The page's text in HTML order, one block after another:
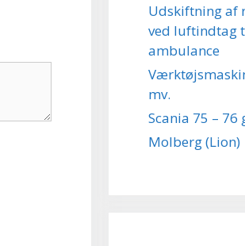
Udskiftning af
ved luftindtag
ambulance
mv.
Scania 75 –
Molberg (Lion)